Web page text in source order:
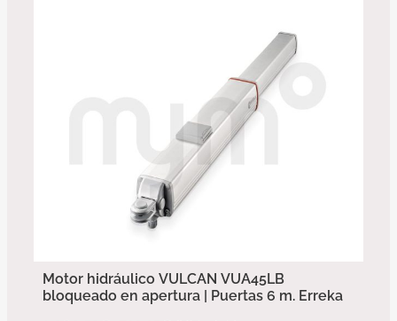
Motor hidráulico VULCAN VUA45LB
bloqueado en apertura | Puertas 6 m. Erreka